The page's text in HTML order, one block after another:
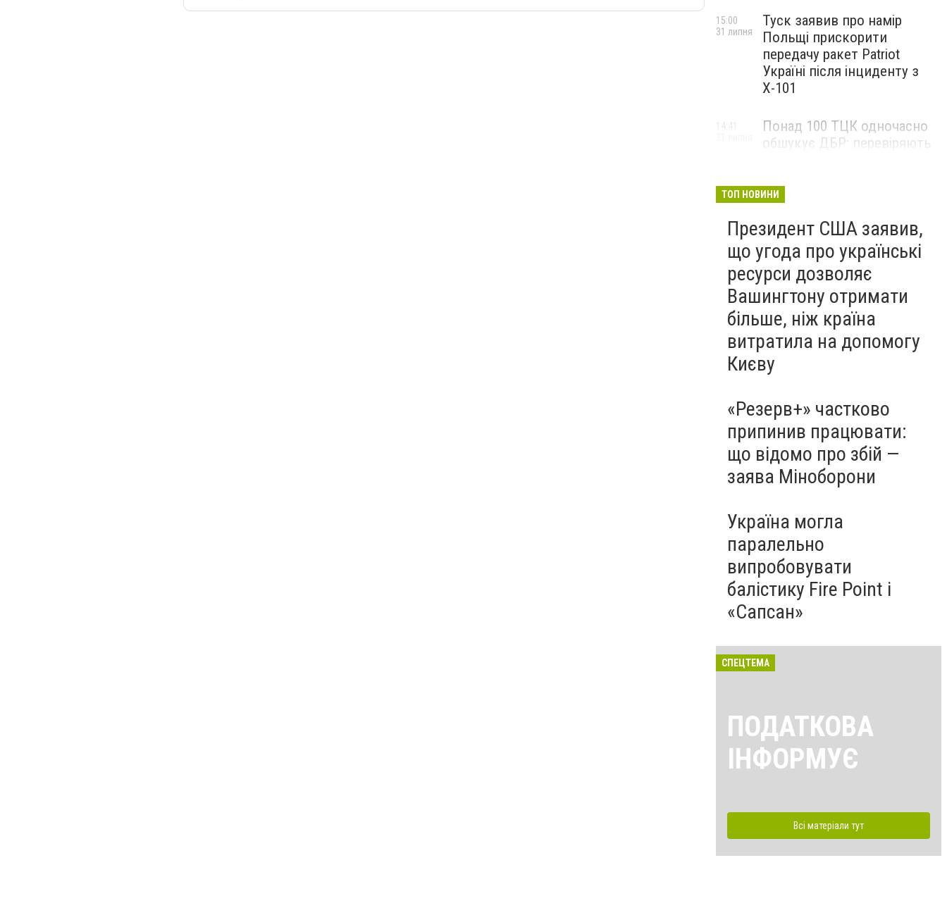
Туск заявив про намір
Польщі прискорити
передачу ракет Patriot
Україні після інциденту з
Х-101
15:00
31 липня
Понад 100 ТЦК одночасно
обшукує ДБР: перевіряють
ТОП НОВИНИ
Президент США заявив,
що угода про українські
ресурси дозволяє
Вашингтону отримати
більше, ніж країна
витратила на допомогу
Києву
«Резерв+» частково
припинив працювати:
що відомо про збій —
заява Міноборони
Україна могла
паралельно
випробовувати
балістику Fire Point і
«Сапсан»
СПЕЦТЕМА
ПОДАТКОВА
ІНФОРМУЄ
Всі матеріали тут